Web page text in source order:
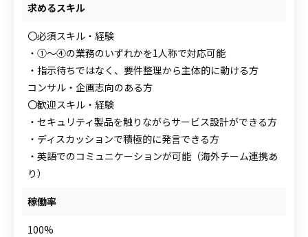
求めるスキル
〇必須スキル・経験
・①～④の業務のいずれかを1人称で対応可能
・指示待ちではなく、要件整理から主体的に動ける方
コンサル・企画志向のある方
〇歓迎スキル・経験
・セキュリティ製品を触りながらサービス設計ができる方
・ディスカッションで積極的に発言できる方
・英語でのコミュニケーションが可能（海外チーム連携あ
り）
稼働率
100%